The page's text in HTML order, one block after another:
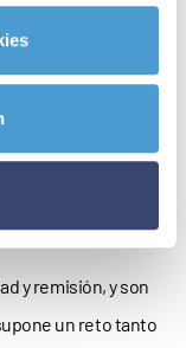
y remisión, y son
un reto tanto